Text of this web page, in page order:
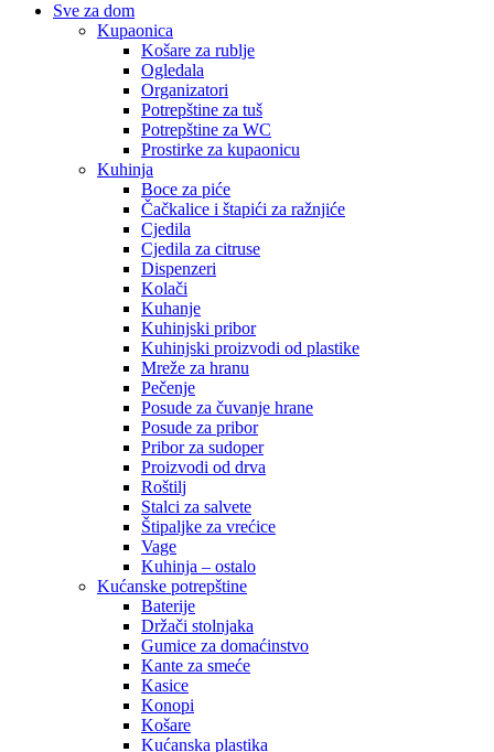
Sve za dom
Kupaonica
Košare za rublje
Ogledala
Organizatori
Potrepštine za tuš
Potrepštine za WC
Prostirke za kupaonicu
Kuhinja
Boce za piće
Čačkalice i štapići za ražnjiće
Cjedila
Cjedila za citruse
Dispenzeri
Kolači
Kuhanje
Kuhinjski pribor
Kuhinjski proizvodi od plastike
Mreže za hranu
Pečenje
Posude za čuvanje hrane
Posude za pribor
Pribor za sudoper
Proizvodi od drva
Roštilj
Stalci za salvete
Štipaljke za vrećice
Vage
Kuhinja – ostalo
Kućanske potrepštine
Baterije
Držači stolnjaka
Gumice za domaćinstvo
Kante za smeće
Kasice
Konopi
Košare
Kućanska plastika